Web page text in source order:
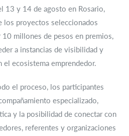
13 y 14 de agosto en Rosario,
los proyectos seleccionados
millones de pesos en premios,
a instancias de visibilidad y
el ecosistema emprendedor.
el proceso, los participantes
especializado,
y la posibilidad de conectar con
referentes y organizaciones